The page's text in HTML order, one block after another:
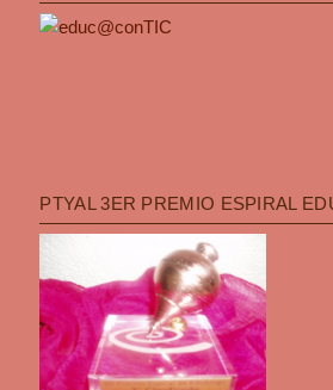
PTYAL 3ER PREMIO ESPIRAL